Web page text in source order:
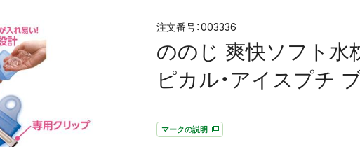
003336
ののじ 爽快ソフト水
ピカル・アイスプチ
マークの説明